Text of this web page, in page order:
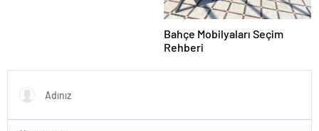
Bahçe Mobilyaları Seçim
Rehberi